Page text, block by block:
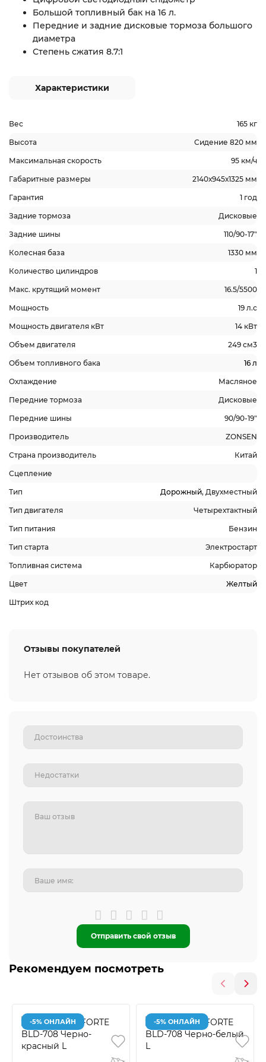
Большой топливный бак на 16 л.
Передние и задние дисковые тормоза большого
диаметра
Степень сжатия 8.7:1
Характеристики
Вес 165 кг
Высота Сидение 820 мм
Максимальная скорость 95 км/ч
Габаритные размеры 2140х945х1325 мм
Гарантия 1 год
Задние тормоза Дисковые
Задние шины 110/90-17"
Колесная база 1330 мм
Количество цилиндров 1
Макс. крутящий момент 16.5/5500
Мощность 19 л.с
Мощность двигателя кВт 14 кВт
Объем двигателя 249 см3
Объем топливного бака 16 л
Охлаждение Масляное
Передние тормоза Дисковые
Передние шины 90/90-19"
Производитель ZONSEN
Страна производитель Китай
Сцепление
Тип Дорожный, Двухместный
Тип двигателя Четырехтактный
Тип питания Бензин
Тип старта Электростарт
Топливная система Карбюратор
Цвет Желтый
Штрих код
Отзывы покупателей
Нет отзывов об этом товаре.
Отправить свой отзыв
Рекомендуем посмотреть
-5% ОНЛАЙН -5% ОНЛАЙН